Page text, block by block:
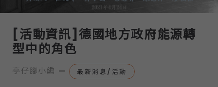
[活動資訊]德國地方政府能源轉
型中的角色
亭仔腳小編 — 最新消息/活動